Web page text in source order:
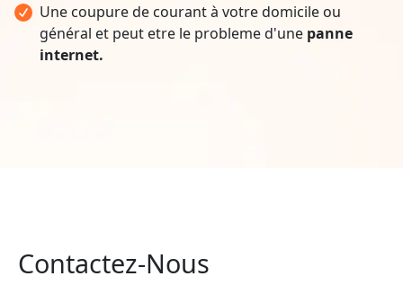
Une coupure de courant à votre domicile ou
général et peut etre le probleme d'une panne
internet.
Contactez-Nous